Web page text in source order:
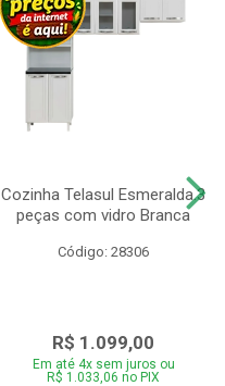
Cozinha Telasul Esmeralda.3
peças com vidro Branca
Código: 28306
R$ 1.099,00
Em até 4x sem juros ou
R$ 1.033,06 no PIX